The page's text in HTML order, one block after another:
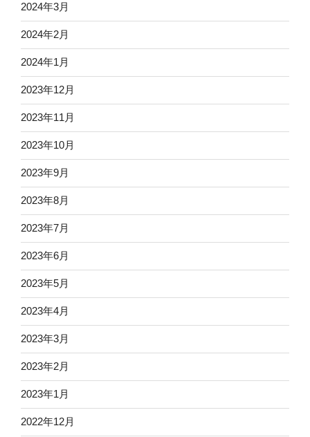
2024年3月
2024年2月
2024年1月
2023年12月
2023年11月
2023年10月
2023年9月
2023年8月
2023年7月
2023年6月
2023年5月
2023年4月
2023年3月
2023年2月
2023年1月
2022年12月